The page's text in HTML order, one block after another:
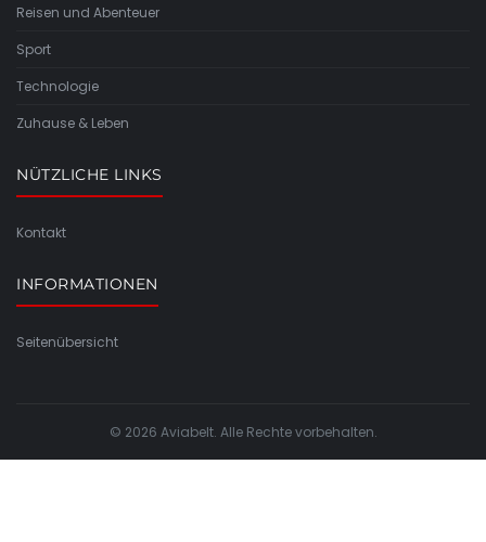
Reisen und Abenteuer
Sport
Technologie
Zuhause & Leben
NÜTZLICHE LINKS
Kontakt
INFORMATIONEN
Seitenübersicht
© 2026 Aviabelt. Alle Rechte vorbehalten.